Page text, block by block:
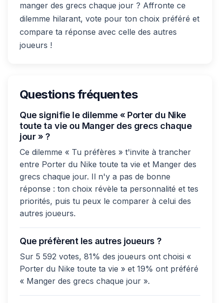
manger des grecs chaque jour ? Affronte ce
dilemme hilarant, vote pour ton choix préféré et
compare ta réponse avec celle des autres
joueurs !
Questions fréquentes
Que signifie le dilemme « Porter du Nike
toute ta vie ou Manger des grecs chaque
jour » ?
Ce dilemme « Tu préfères » t'invite à trancher
entre Porter du Nike toute ta vie et Manger des
grecs chaque jour. Il n'y a pas de bonne
réponse : ton choix révèle ta personnalité et tes
priorités, puis tu peux le comparer à celui des
autres joueurs.
Que préfèrent les autres joueurs ?
Sur 5 592 votes, 81% des joueurs ont choisi «
Porter du Nike toute ta vie » et 19% ont préféré
« Manger des grecs chaque jour ».